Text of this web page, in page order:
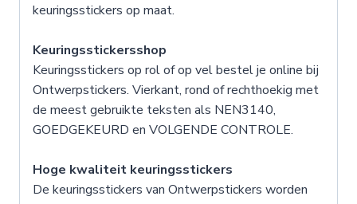
keuringsstickers op maat.
Keuringsstickersshop
Keuringsstickers op rol of op vel bestel je online bij
Ontwerpstickers. Vierkant, rond of rechthoekig met
de meest gebruikte teksten als NEN3140,
GOEDGEKEURD en VOLGENDE CONTROLE.
Hoge kwaliteit keuringsstickers
De keuringsstickers van Ontwerpstickers worden